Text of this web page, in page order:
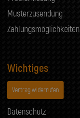
Musterzusendung
Zahlungsmöglichkeiten
Wichtiges
Vertrag widerrufen
Datenschutz